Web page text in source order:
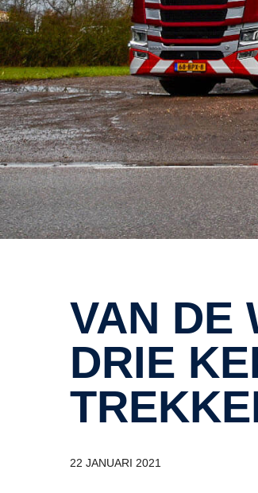
VAN DE WETERING KOOPT
DRIE
22 JANUARI 2021